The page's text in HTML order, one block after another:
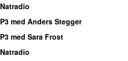
Natradio
P3 med Anders Stegger
P3 med Sara Frost
Natradio